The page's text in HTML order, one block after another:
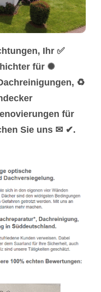
Ihr ✅
für ✺
♻
für
Sie uns ✉ ✔.